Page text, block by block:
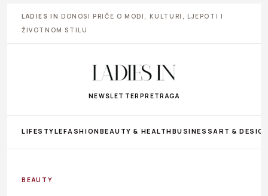
LADIES IN DONOSI PRIČE O MODI, KULTURI, LJEPOTI I
ŽIVOTNOM STILU
NEWSLETTER PRETRAGA
LIFESTYLEFASHIONBEAUTY & HEALTHBUSINESS ART &
BEAUTY